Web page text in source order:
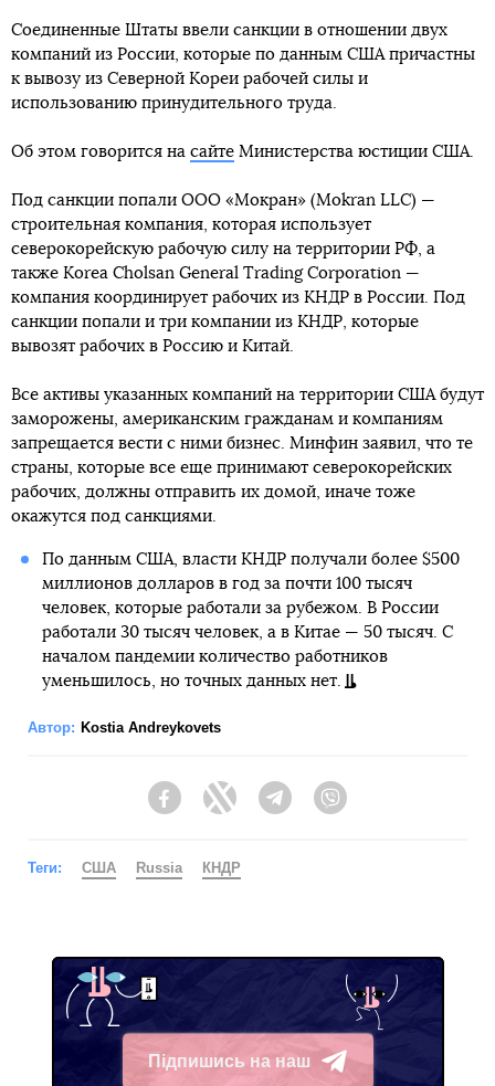
Соединенные Штаты ввели санкции в отношении двух
компаний из России, которые по данным США причастны
к вывозу из Северной Кореи рабочей силы и
использованию принудительного труда.
Об этом говорится на сайте Министерства юстиции США.
Под санкции попали ООО «Мокран» (Mokran LLC) —
строительная компания, которая использует
северокорейскую рабочую силу на территории РФ, а
также Korea Cholsan General Trading Corporation —
компания координирует рабочих из КНДР в России. Под
санкции попали и три компании из КНДР, которые
вывозят рабочих в Россию и Китай.
Все активы указанных компаний на территории США будут
заморожены, американским гражданам и компаниям
запрещается вести с ними бизнес. Минфин заявил, что те
страны, которые все еще принимают северокорейских
рабочих, должны отправить их домой, иначе тоже
окажутся под санкциями.
По данным США, власти КНДР получали более $500
миллионов долларов в год за почти 100 тысяч
человек, которые работали за рубежом. В России
работали 30 тысяч человек, а в Китае — 50 тысяч. С
началом пандемии количество работников
уменьшилось, но точных данных нет.
Автор: Kostia Andreykovets
FacebookTwitter Telegram
Теги: США Russia КНДР
Підпишись на наш
Telegram